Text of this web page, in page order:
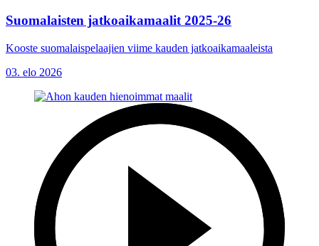
Suomalaisten jatkoaikamaalit 2025-26
Kooste suomalaispelaajien viime kauden jatkoaikamaaleista
03. elo 2026